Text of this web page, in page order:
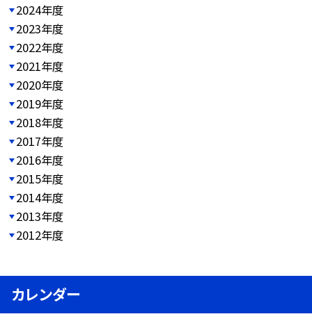
2024年度
2023年度
2022年度
2021年度
2020年度
2019年度
2018年度
2017年度
2016年度
2015年度
2014年度
2013年度
2012年度
カレンダー